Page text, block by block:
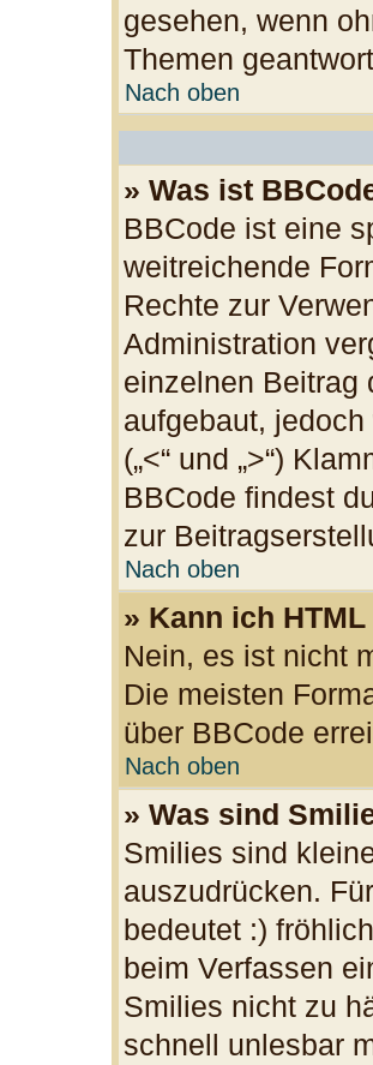
gesehen, wenn
Themen
Nach oben
» Was ist
BBCode ist eine
weitreichende
Rechte zur
Administration
einzelnen Beitrag
aufgebaut, jedoch
(„<“ und „>“)
BBCode findest
zur
Nach oben
» Kann ich
Nein, es ist nicht
Die meisten
über BBCode
Nach oben
» Was sind
Smilies sind
auszudrücken.
bedeutet :)
beim Verfassen
Smilies nicht zu
schnell unlesbar